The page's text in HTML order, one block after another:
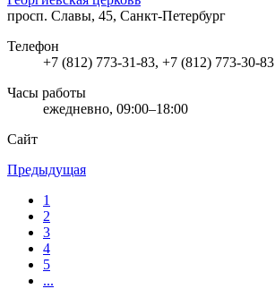
просп. Славы, 45, Санкт-Петербург
Телефон
+7 (812) 773-31-83, +7 (812) 773-30-83
Часы работы
ежедневно, 09:00–18:00
Сайт
Предыдущая
1
2
3
4
5
...